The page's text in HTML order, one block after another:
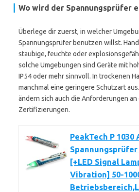
Wo wird der Spannungsprüfer
Überlege dir zuerst, in welcher
Spannungsprüfer benutzen willst.
staubige, feuchte oder
solche Umgebungen sind Geräte mit
IP54 oder mehr sinnvoll. In trockenen
manchmal eine geringere Schutzart
ändern sich auch die Anforderungen an
Zertifizierungen.
PeakTech P 1030
[+LED Signal
Vibration] 50-